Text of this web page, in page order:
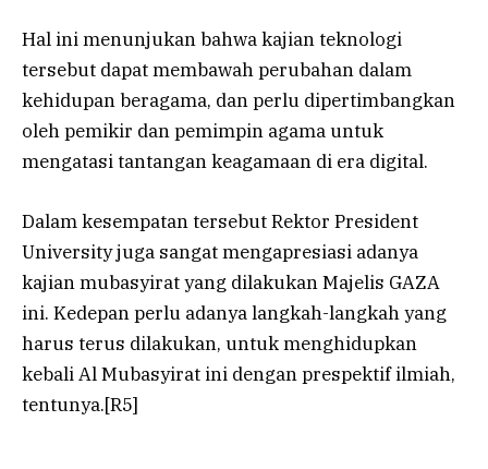
Hal ini menunjukan bahwa kajian teknologi
tersebut dapat membawah perubahan dalam
kehidupan beragama, dan perlu dipertimbangkan
oleh pemikir dan pemimpin agama untuk
mengatasi tantangan keagamaan di era digital.
Dalam kesempatan tersebut Rektor President
University juga sangat mengapresiasi adanya
kajian mubasyirat yang dilakukan Majelis GAZA
ini. Kedepan perlu adanya langkah-langkah yang
harus terus dilakukan, untuk menghidupkan
kebali Al Mubasyirat ini dengan prespektif ilmiah,
tentunya.[R5]